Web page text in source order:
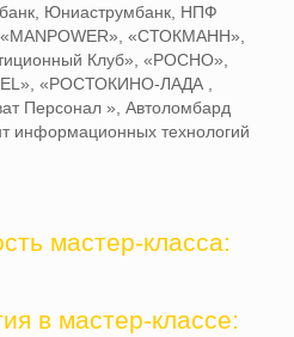
Юниаструмбанк, НПФ
«СТОКМАНН»,
Клуб», «РОСНО»,
«РОСТОКИНО-ЛАДА ,
Персонал », Автоломбард
информационных технологий
мастер-класса:
в мастер-классе: